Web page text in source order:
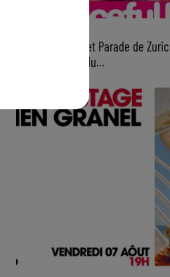
Ce samedi, Street Parade de
parade électro du...